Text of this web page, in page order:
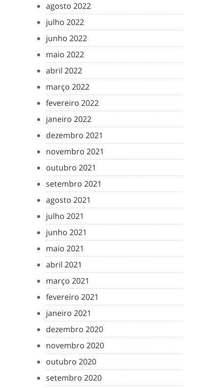
agosto 2022
julho 2022
junho 2022
maio 2022
abril 2022
março 2022
fevereiro 2022
janeiro 2022
dezembro 2021
novembro 2021
outubro 2021
setembro 2021
agosto 2021
julho 2021
junho 2021
maio 2021
abril 2021
março 2021
fevereiro 2021
janeiro 2021
dezembro 2020
novembro 2020
outubro 2020
setembro 2020